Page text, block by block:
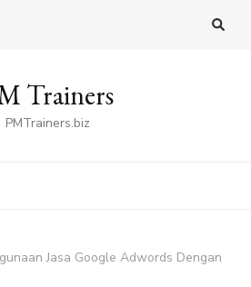
Trainers
PMTrainers.biz
Jasa Google Adwords Dengan